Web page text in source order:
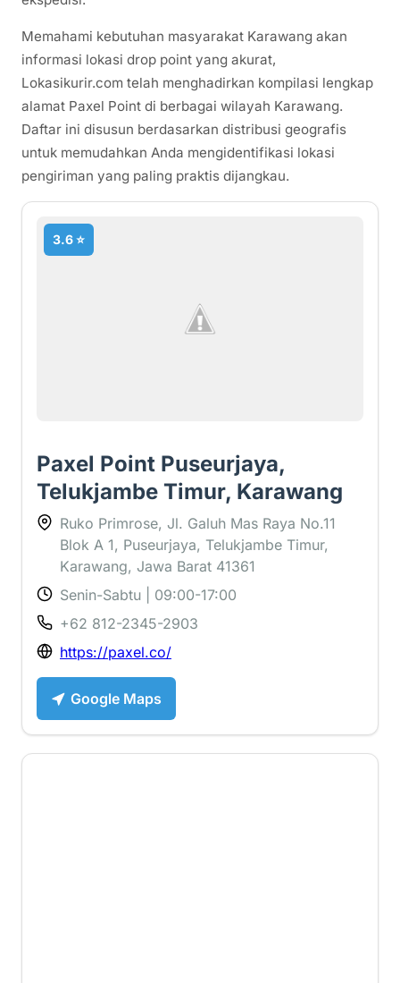
Memahami kebutuhan masyarakat Karawang akan
informasi lokasi drop point yang akurat,
Lokasikurir.com telah menghadirkan kompilasi lengkap
alamat Paxel Point di berbagai wilayah Karawang.
Daftar ini disusun berdasarkan distribusi geografis
untuk memudahkan Anda mengidentifikasi lokasi
pengiriman yang paling praktis dijangkau.
3.6 ⭐
Paxel Point Puseurjaya,
Telukjambe Timur, Karawang
Ruko Primrose, Jl. Galuh Mas Raya No.11
Blok A 1, Puseurjaya, Telukjambe Timur,
Karawang, Jawa Barat 41361
Senin-Sabtu | 09:00-17:00
+62 812-2345-2903
https://paxel.co/
Google Maps